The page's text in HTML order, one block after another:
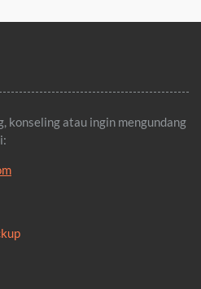
konseling atau ingin mengundang